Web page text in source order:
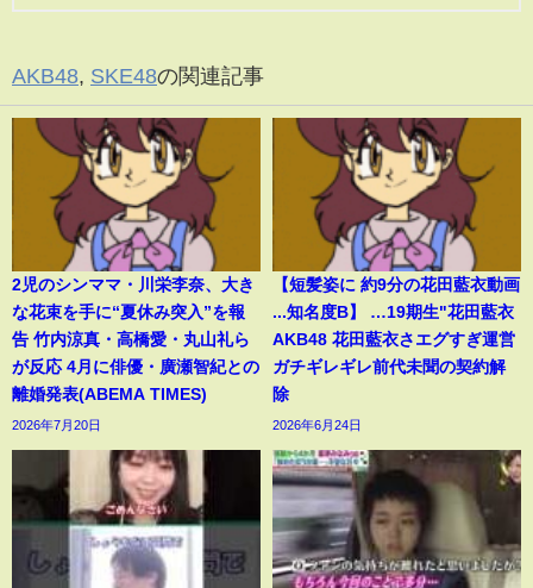
AKB48, SKE48の関連記事
2児のシンママ・川栄李奈、大き
な花束を手に“夏休み突入”を報
告 竹内涼真・高橋愛・丸山礼ら
が反応 4月に俳優・廣瀬智紀との
離婚発表(ABEMA TIMES)
2026年7月20日
【短髪姿に 約9分の花田藍衣動画
...知名度B】 …19期生"花田藍衣
AKB48 花田藍衣さエグすぎ運営
ガチギレギレ前代未聞の契約解
除
2026年6月24日